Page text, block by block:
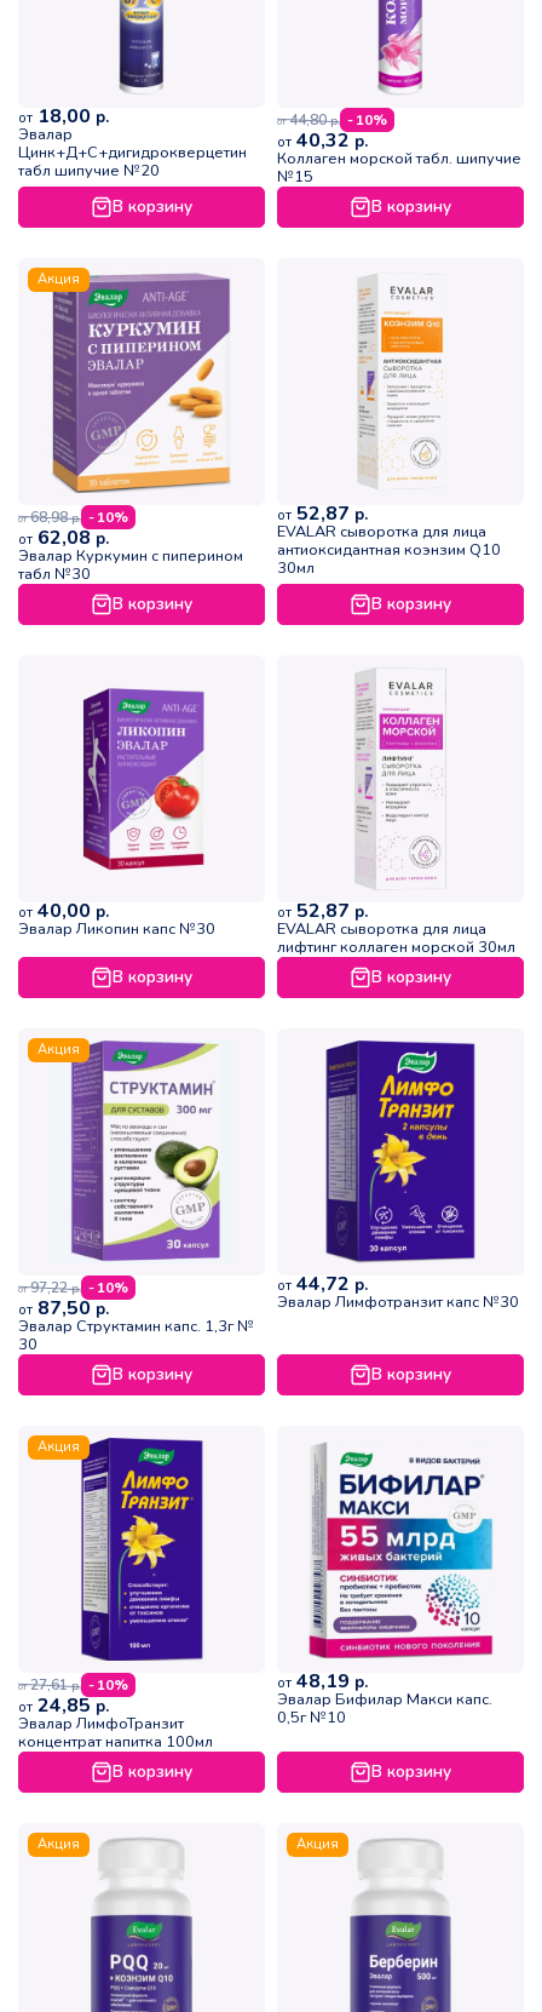
от 18,00 р.
Эвалар
Цинк+Д+C+дигидрокверцетин
табл шипучие №20
В корзину
от 44,80р. - 10%
от 40,32 р.
Коллаген морской табл. шипучие
№15
В корзину
Акция
от 68,98р. - 10%
от 62,08 р.
Эвалар Куркумин с пиперином
табл №30
В корзину
от 52,87 р.
EVALAR сыворотка для лица
антиоксидантная коэнзим Q10
30мл
В корзину
от 40,00 р.
Эвалар Ликопин капс №30
В корзину
от 52,87 р.
EVALAR сыворотка для лица
лифтинг коллаген морской 30мл
В корзину
Акция
от 97,22р. - 10%
от 87,50 р.
Эвалар Структамин капс. 1,3г №
30
В корзину
от 44,72 р.
Эвалар Лимфотранзит капс №30
В корзину
Акция
от 27,61р. - 10%
от 24,85 р.
Эвалар ЛимфоТранзит
концентрат напитка 100мл
В корзину
от 48,19 р.
Эвалар Бифилар Макси капс.
0,5г №10
В корзину
Акция Акция